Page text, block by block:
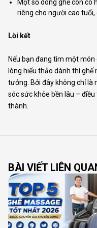
Một số dòng ghế còn có
riêng cho người cao tuổi,
Lời kết
Nếu bạn đang tìm một
lòng hiếu thảo dành thì
tưởng. Bởi đây không chỉ là
sóc sức khỏe bền lâu –
thành.
BÀI VIẾT LIÊN